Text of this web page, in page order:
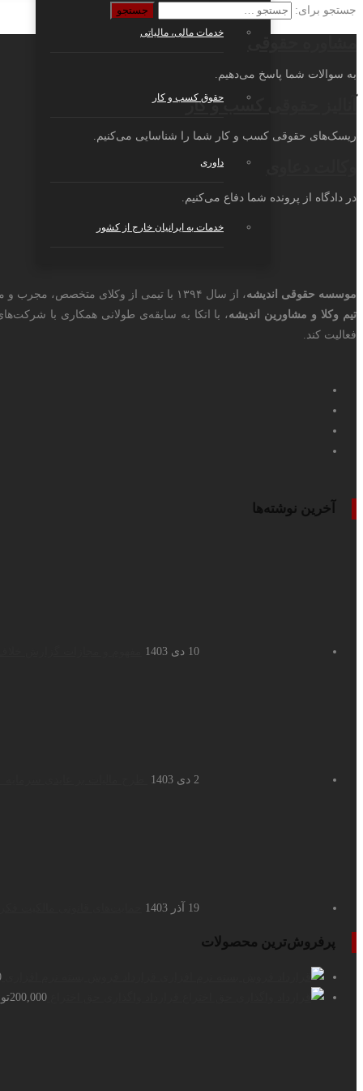
خدمات مالی، مالیاتی
حقوق کسب و کار
داوری
خدمات به ایرانیان خارج از کشور
جستجو برای:
به سوالات شما پاسخ می‌دهیم.
آنالیز حقوقی کسب و کار
ریسک‌های حقوقی کسب و کار شما را شناسایی می‌کنیم.
در دادگاه از پرونده شما دفاع می‌کنیم.
موسسه حقوقی اندیشه، از سال ۱۳۹۴ با تیمی از وکلای متخصص، مجرب و مشاورین زبده‌ی مالیاتی، با شماره ثبت ۳۵۸۹۳ تاسیس شد.
تیم وکلا و مشاورین اندیشه، با اتکا به سابقه‌ی طولانی همکاری با
فعالیت کند.
آخرین نوشته‌ها
10 دی 1403
2 دی 1403
19 آذر 1403
پرفروش‌ترین محصولات
200,000